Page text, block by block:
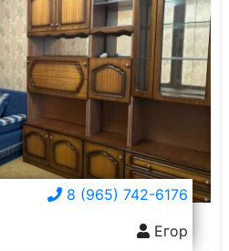
8 (965) 742-6176
Егор